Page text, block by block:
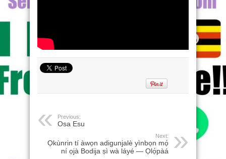
Previous:
Osa Esu
Next:
Ọkùnrin tí àwọn adigunjalè yìnbọn mọ́
ní ọjà Bodija ṣì wà láyé — Ọlọ́pàá